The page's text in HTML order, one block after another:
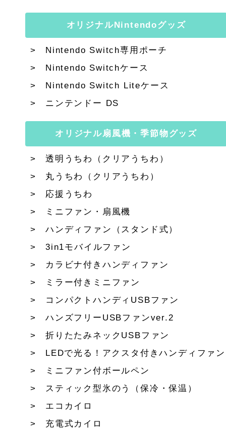
オリジナルNintendoグッズ
Nintendo Switch専用ポーチ
Nintendo Switchケース
Nintendo Switch Liteケース
ニンテンドー DS
オリジナル扇風機・季節物グッズ
透明うちわ（クリアうちわ）
丸うちわ（クリアうちわ）
応援うちわ
ミニファン・扇風機
ハンディファン（スタンド式）
3in1モバイルファン
カラビナ付きハンディファン
ミラー付きミニファン
コンパクトハンディUSBファン
ハンズフリーUSBファンver.2
折りたたみネックUSBファン
LEDで光る！アクスタ付きハンディファン
ミニファン付ボールペン
スティック型氷のう（保冷・保温）
エコカイロ
充電式カイロ